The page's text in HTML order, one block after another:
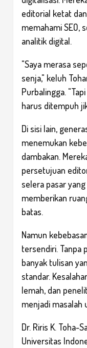
editorial ketat
memahami SEO,
analitik digital.
"Saya merasa
senja," keluh
Purbalingga.
harus ditempuh
Di sisi lain,
menemukan
dambakan.
persetujuan
selera pasar
memberikan
batas.
Namun
tersendiri. Tanpa
banyak tulisan
standar.
lemah, dan
menjadi masalah
Dr. Riris K. Toha-
Universitas